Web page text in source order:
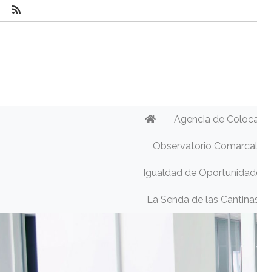
Agencia de
Observatorio
Igualdad de
La Senda de las